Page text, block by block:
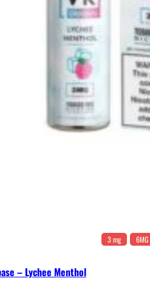
3 mg 6MG
– Lychee Menthol